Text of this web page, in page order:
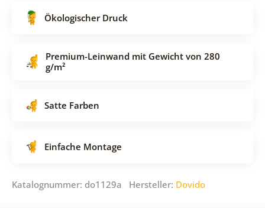
Ökologischer Druck
Premium-Leinwand mit Gewicht von 280
g/m²
Satte Farben
Einfache Montage
Katalognummer: do1129a Hersteller: Dovido